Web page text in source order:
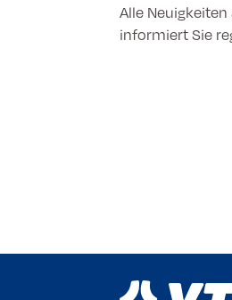
Alle
informiert Sie